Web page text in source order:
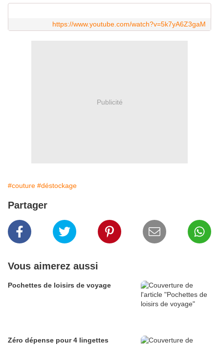
https://www.youtube.com/watch?v=5k7yA6Z3gaM
Publicité
#couture #déstockage
Partager
Vous aimerez aussi
Pochettes de loisirs de voyage
Zéro dépense pour 4 lingettes